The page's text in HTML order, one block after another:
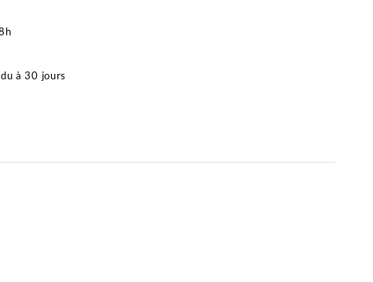
à 30 jours